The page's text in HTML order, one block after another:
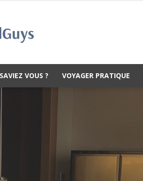
VOUS ? VOYAGER PRATIQUE